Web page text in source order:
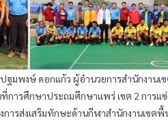
ปฐมพงษ์ ดอกแก้ว ผู้อำนวยการสำนักงา
การศึกษาประถมศึกษาแพร่ เขต 2 การ
งการส่งเสริมทักษะด้านกีฬาสำนักงานเ